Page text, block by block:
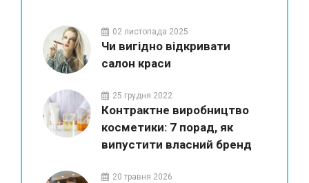
02 листопада 2025
Чи вигідно відкривати
салон краси
25 грудня 2022
Контрактне виробництво
косметики: 7 порад, як
випустити власний бренд
20 травня 2026